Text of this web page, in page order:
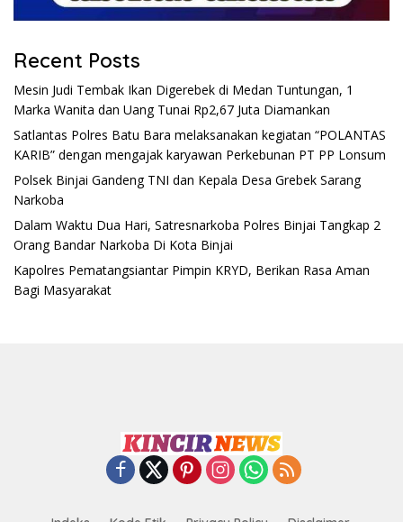
Recent Posts
Mesin Judi Tembak Ikan Digerebek di Medan Tuntungan, 1
Marka Wanita dan Uang Tunai Rp2,67 Juta Diamankan
Satlantas Polres Batu Bara melaksanakan kegiatan “POLANTAS
KARIB” dengan mengajak karyawan Perkebunan PT PP Lonsum
Polsek Binjai Gandeng TNI dan Kepala Desa Grebek Sarang
Narkoba
Dalam Waktu Dua Hari, Satresnarkoba Polres Binjai Tangkap 2
Orang Bandar Narkoba Di Kota Binjai
Kapolres Pematangsiantar Pimpin KRYD, Berikan Rasa Aman
Bagi Masyarakat